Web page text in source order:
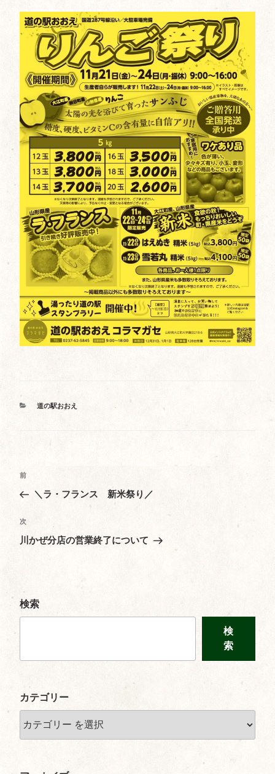
カ
道の駅おおえ
投
稿
ビ
ゲ
ョ
ン
前
の
稿
前
＼ラ・フランス 新米祭り／
次
の
次
川かぜ分店の営業終了について
検索
検
索
カテゴリー